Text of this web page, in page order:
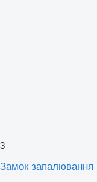
3
Замок запалювання